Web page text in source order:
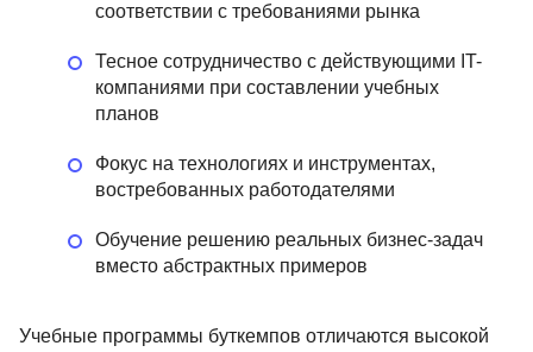
соответствии с требованиями рынка
Тесное сотрудничество с действующими IT-
компаниями при составлении учебных
планов
Фокус на технологиях и инструментах,
востребованных работодателями
Обучение решению реальных бизнес-задач
вместо абстрактных примеров
Учебные программы буткемпов отличаются высокой